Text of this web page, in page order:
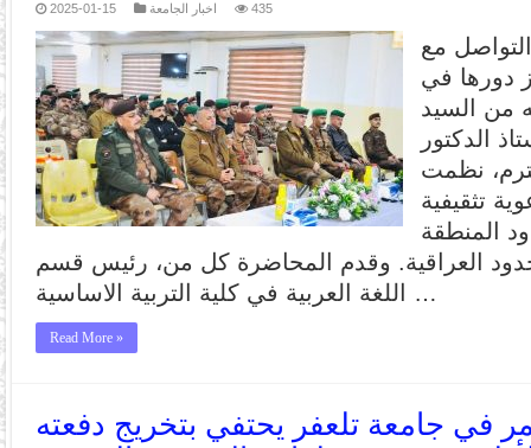
2025-01-15 اخبار الجامعة 435
مع
دورها في
من السيد
الدكتور
نظمت
تثقيفية
المنطقة
العراقية. وقدم المحاضرة كل من، رئيس قسم
اللغة العربية في كلية التربية الاساسية …
Read More »
في جامعة تلعفر يحتفي بتخريج دفعته